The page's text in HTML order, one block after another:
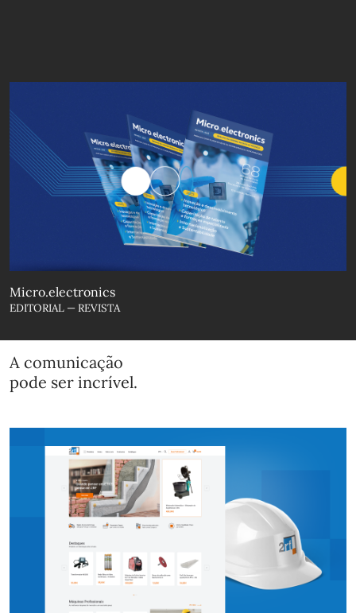
Micro.electronics
EDITORIAL — REVISTA
A comunicação
pode ser incrível.